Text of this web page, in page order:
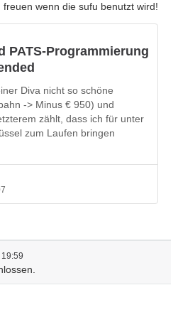
wenn die sufu benutzt wird!
PATS-Programmierung
Diva nicht so schöne
-> Minus € 950) und
zählt, dass ich für unter
zum Laufen bringen
Zweitschlüssel für den Mondeo
mit Bart). Ersatz
mr-key.com
oder nicht,…